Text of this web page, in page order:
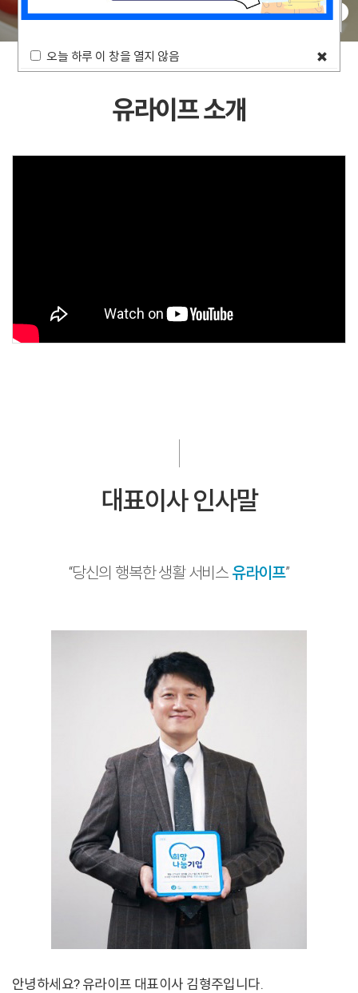
01/03
유라이프 소개
대표이사 인사말
“당신의 행복한 생활 서비스 유라이프”
안녕하세요? 유라이프 대표이사 김형주입니다.
오늘 하루 이 창을 열지 않음 close
오늘 하루 이 창을 열지 않음 close